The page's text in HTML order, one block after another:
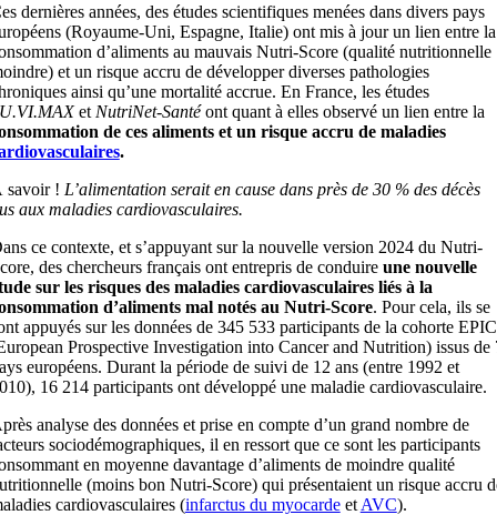
dernières années, des études scientifiques menées dans divers pays
(Royaume-Uni, Espagne, Italie) ont mis à jour un lien entre la
d’aliments au mauvais Nutri-Score (qualité nutritionnelle
et un risque accru de développer diverses pathologies
ainsi qu’une mortalité accrue. En France, les études
et NutriNet-Santéont quant à elles observé un lien entre la
de ces aliments et un risque accru de maladies
.
savoir ! L’alimentation serait en cause dans près de 30 % des décès
aux maladies cardiovasculaires.
ce contexte, et s’appuyant sur la nouvelle version 2024 du Nutri-
des chercheurs français ont entrepris de conduire une nouvelle
sur les risques des maladies cardiovasculaires liés à la
d’aliments mal notés au Nutri-Score. Pour cela, ils se
appuyés sur les données de 345 533 participants de la cohorte EPIC
Prospective Investigation into Cancer and Nutrition) issus de
européens. Durant la période de suivi de 12 ans (entre 1992 et
16 214 participants ont développé une maladie cardiovasculaire.
analyse des données et prise en compte d’un grand nombre de
sociodémographiques, il en ressort que ce sont les participants
en moyenne davantage d’aliments de moindre qualité
(moins bon Nutri-Score) qui présentaient un risque accru
cardiovasculaires (infarctus du myocardeet AVC).